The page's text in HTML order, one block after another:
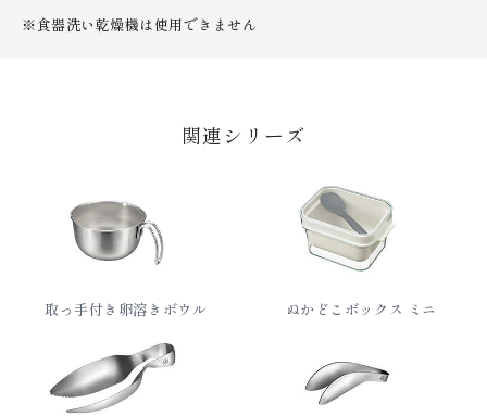
※食器洗い乾燥機は使用できません
関連シリーズ
取っ手付き卵溶きボウル ぬかどこボックス ミニ